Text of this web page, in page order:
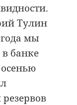
Тулин
мы
банке